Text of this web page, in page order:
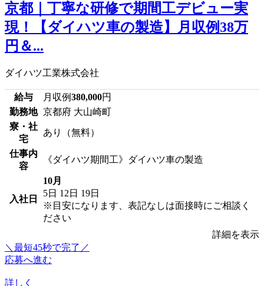
京都｜丁寧な研修で期間工デビュー実
現！【ダイハツ車の製造】月収例38万
円＆...
ダイハツ工業株式会社
給与 月収例380,000円
勤務地 京都府 大山崎町
寮・社
宅
あり（無料）
仕事内
容
《ダイハツ期間工》ダイハツ車の製造
入社日
10月
5日 12日 19日
※目安になります、表記なしは面接時にご相談く
ださい
詳細を表示
＼最短45秒で完了／
応募へ進む
詳しく